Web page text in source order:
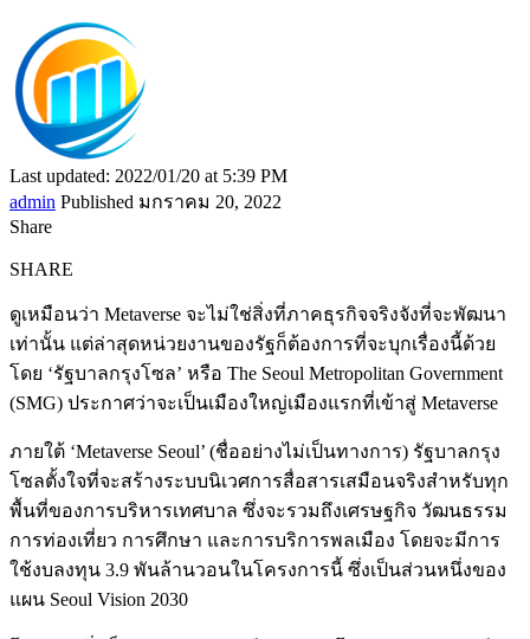
Last updated: 2022/01/20 at 5:39 PM
admin Published มกราคม 20, 2022
Share
SHARE
ดูเหมือนว่า Metaverse จะไม่ใช่สิ่งที่ภาคธุรกิจจริงจังที่จะพัฒนา
เท่านั้น แต่ล่าสุดหน่วยงานของรัฐก็ต้องการที่จะบุกเรื่องนี้ด้วย
โดย ‘รัฐบาลกรุงโซล’ หรือ The Seoul Metropolitan Government
(SMG) ประกาศว่าจะเป็นเมืองใหญ่เมืองแรกที่เข้าสู่ Metaverse
ภายใต้ ‘Metaverse Seoul’ (ชื่ออย่างไม่เป็นทางการ) รัฐบาลกรุง
โซลตั้งใจที่จะสร้างระบบนิเวศการสื่อสารเสมือนจริงสำหรับทุก
พื้นที่ของการบริหารเทศบาล ซึ่งจะรวมถึงเศรษฐกิจ วัฒนธรรม
การท่องเที่ยว การศึกษา และการบริการพลเมือง โดยจะมีการ
ใช้งบลงทุน 3.9 พันล้านวอนในโครงการนี้ ซึ่งเป็นส่วนหนึ่งของ
แผน Seoul Vision 2030